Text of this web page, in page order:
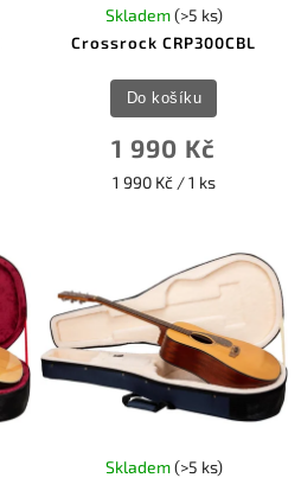
Crossrock CRP300CBL
Skladem(>5 ks)
1 990 Kč
1 990 Kč / 1 ks
Do košíku
Skladem(>5 ks)